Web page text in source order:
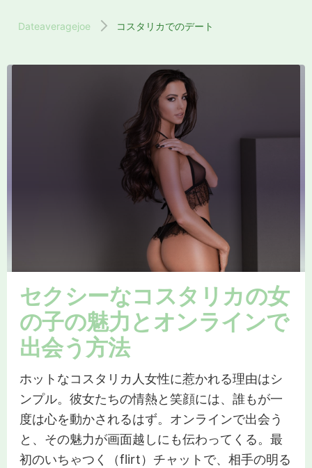
Dateaveragejoe コスタリカでのデート
セクシーなコスタリカの女
の子の魅力とオンラインで
出会う方法
ホットなコスタリカ人女性に惹かれる理由はシ
ンプル。彼女たちの情熱と笑顔には、誰もが一
度は心を動かされるはず。オンラインで出会う
と、その魅力が画面越しにも伝わってくる。最
初のいちゃつく（flirt）チャットで、相手の明る